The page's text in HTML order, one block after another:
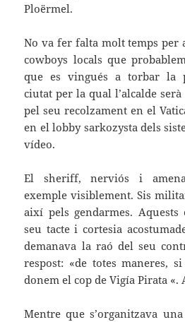
Ploërmel.
No va fer falta molt temps per
cowboys locals que
que es vingués a torbar la
ciutat per la qual l’alcalde
pel seu recolzament en el
en el lobby sarkozysta dels
vídeo.
El sheriff, nerviós i
exemple visiblement. Sis
així pels gendarmes.
seu tacte i cortesia
demanava la raó del seu
respost: «de totes maneres,
donem el cop de Vigía Pirata
Mentre que s’organitzava